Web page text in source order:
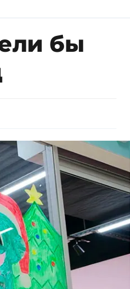
бы